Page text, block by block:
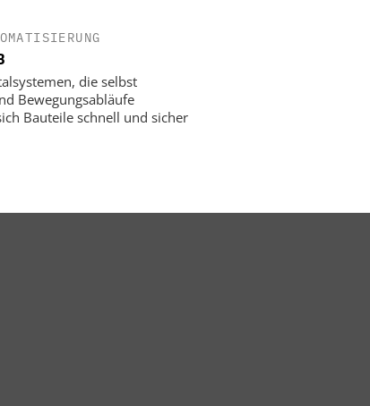
die selbst
Bewegungsabläufe
Bauteile schnell und sicher